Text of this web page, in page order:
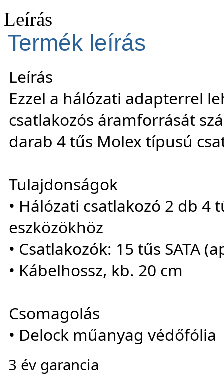
Leírás
Termék leírás
Leírás
Ezzel a hálózati adapterrel
csatlakozós áramforrását
darab 4 tűs Molex típusú
Tulajdonságok
• Hálózati csatlakozó 2 db 4
eszközökhöz
• Csatlakozók: 15 tűs SATA
• Kábelhossz, kb. 20 cm
Csomagolás
• Delock műanyag védőfólia
3 év garancia